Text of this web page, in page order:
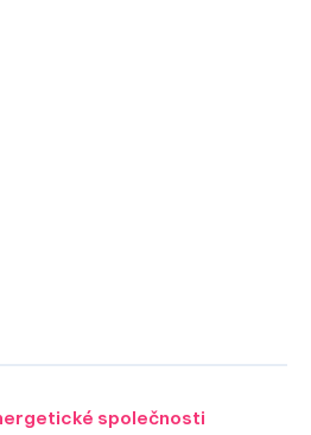
společnosti